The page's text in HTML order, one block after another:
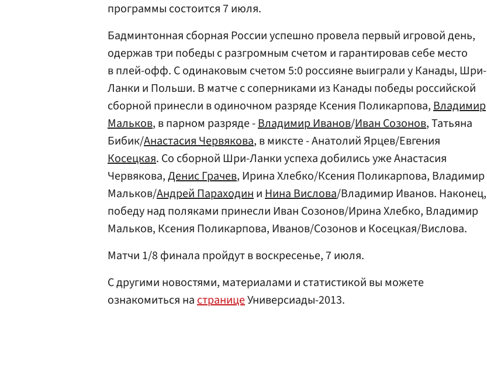
программы состоится 7 июля.
Бадминтонная сборная России успешно провела первый игровой день,
одержав три победы с разгромным счетом и гарантировав себе место
в плей-офф. С одинаковым счетом 5:0 россияне выиграли у Канады, Шри-
Ланки и Польши. В матче с соперниками из Канады победы российской
сборной принесли в одиночном разряде Ксения Поликарпова,Владимир
Мальков, в парном разряде -Владимир Иванов/Иван Созонов, Татьяна
Бибик/Анастасия Червякова, в миксте - Анатолий Ярцев/Евгения
Косецкая. Со сборной Шри-Ланки успеха добились уже Анастасия
Червякова,Денис Грачев, Ирина Хлебко/Ксения Поликарпова, Владимир
Мальков/Андрей ПараходиниНина Вислова/Владимир Иванов. Наконец,
победу над поляками принесли Иван Созонов/Ирина Хлебко, Владимир
Мальков, Ксения Поликарпова, Иванов/Созонов и Косецкая/Вислова.
Матчи 1/8 финала пройдут в воскресенье, 7 июля.
С другими новостями, материалами и статистикой вы можете
ознакомиться настраницеУниверсиады-2013.